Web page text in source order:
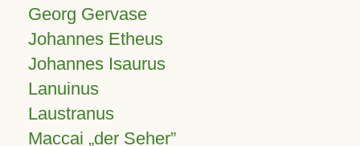
Georg Gervase
Johannes Etheus
Johannes Isaurus
Lanuinus
Laustranus
Maccai „der Seher”